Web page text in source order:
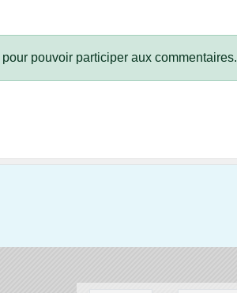
pour pouvoir participer aux commentaires.